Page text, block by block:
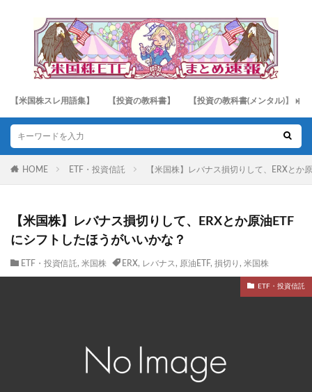
【米国株スレ用語集】 【投資の教科書】 【投資の教科書(メンタル)】
HOME ETF・投資信託 【米国株】レバナス損切りして、ERXとか
【米国株】レバナス損切りして、ERXとか原油ETF
にシフトしたほうがいいかな？
ETF・投資信託, 米国株 ERX, レバナス , 原油ETF, 損切り , 米国株
ETF・投資信託